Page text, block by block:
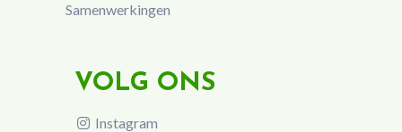
Samenwerkingen
VOLG ONS
Instagram